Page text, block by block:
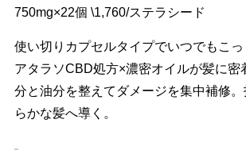
750mg×22個 \1,760/ステラシード
使い切りカプセルタイプでいつでもこ
アタラソCBD処方×濃密オイルが髪に密
分と油分を整えてダメージを集中補修
らかな髪へ導く。